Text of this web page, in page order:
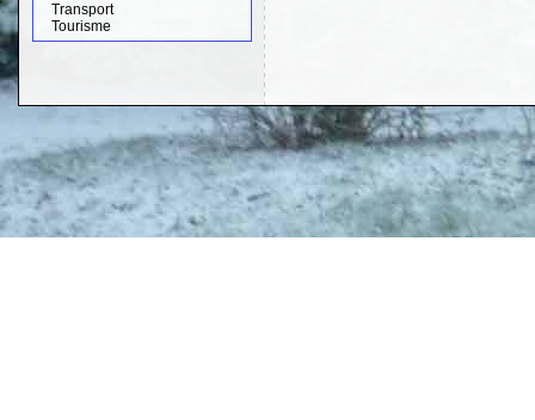
Transport
Tourisme